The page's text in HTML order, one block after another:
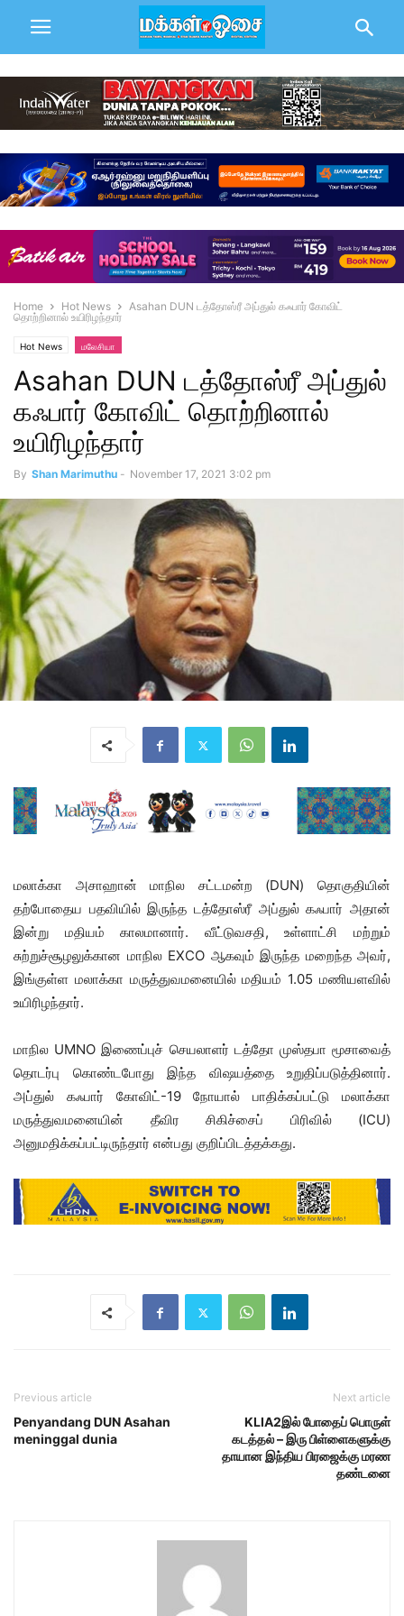
Home Hot News
Asahan DUN டத்தோஸ்ரீ அப்துல் கஃபார் கோவிட்
தொற்றினால் உயிரிழந்தார்
Hot News மலேசியா
Asahan DUN டத்தோஸ்ரீ அப்துல்
கஃபார் கோவிட் தொற்றினால்
உயிரிழந்தார்
By Shan Marimuthu - November 17, 2021 3:02 pm
மலாக்கா அசாஹான் மாநில சட்டமன்ற (DUN) தொகுதியின்
தற்போதைய பதவியில் இருந்த டத்தோஸ்ரீ அப்துல் கஃபார் அதான்
இன்று மதியம் காலமானார். வீட்டுவசதி, உள்ளாட்சி மற்றும்
சுற்றுச்சூழலுக்கான மாநில EXCO ஆகவும் இருந்த மறைந்த அவர்,
இங்குள்ள மலாக்கா மருத்துவமனையில் மதியம் 1.05 மணியளவில்
உயிரிழந்தார்.
மாநில UMNO இணைப்புச் செயலாளர் டத்தோ முஸ்தபா மூசாவைத்
தொடர்பு கொண்டபோது இந்த விஷயத்தை உறுதிப்படுத்தினார்.
அப்துல் கஃபார் கோவிட்-19 நோயால் பாதிக்கப்பட்டு மலாக்கா
மருத்துவமனையின் தீவிர சிகிச்சைப் பிரிவில் (ICU)
அனுமதிக்கப்பட்டிருந்தார் என்பது குறிப்பிடத்தக்கது.
Previous article
Penyandang DUN Asahan
meninggal dunia
Next article
KLIA2இல் போதைப் பொருள்
கடத்தல் – இரு பிள்ளைகளுக்கு
தாயான இந்திய பிரஜைக்கு மரண
தண்டனை